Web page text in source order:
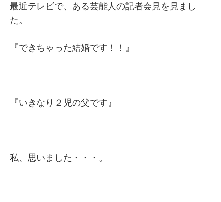
最近テレビで、ある芸能人の記者会見を見まし
た。
『できちゃった結婚です！！』
『いきなり２児の父です』
私、思いました・・・。